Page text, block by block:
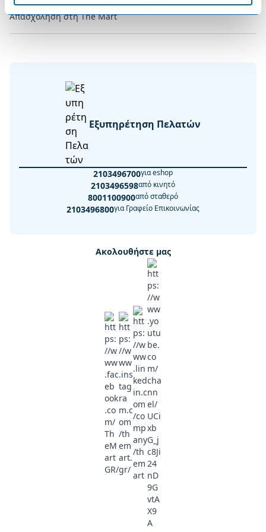
Απασχόληση στη The Mart
Εξυπηρέτηση Πελατών
2103496700για eshop
2103496598από κινητό
8001100900από σταθερό
2103496800για Γραφείο Επικοινωνίας
Ακολουθήστε μας